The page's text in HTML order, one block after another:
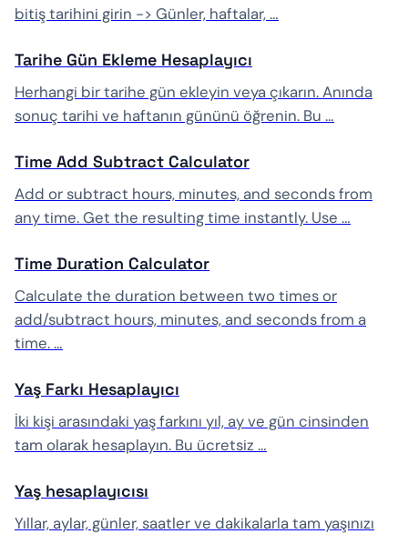
bitiş tarihini girin -> Günler, haftalar, …
Tarihe Gün Ekleme Hesaplayıcı
Herhangi bir tarihe gün ekleyin veya çıkarın. Anında
sonuç tarihi ve haftanın gününü öğrenin. Bu …
Time Add Subtract Calculator
Add or subtract hours, minutes, and seconds from
any time. Get the resulting time instantly. Use …
Time Duration Calculator
Calculate the duration between two times or
add/subtract hours, minutes, and seconds from a
time. …
Yaş Farkı Hesaplayıcı
İki kişi arasındaki yaş farkını yıl, ay ve gün cinsinden
tam olarak hesaplayın. Bu ücretsiz …
Yaş hesaplayıcısı
Yıllar, aylar, günler, saatler ve dakikalarla tam yaşınızı